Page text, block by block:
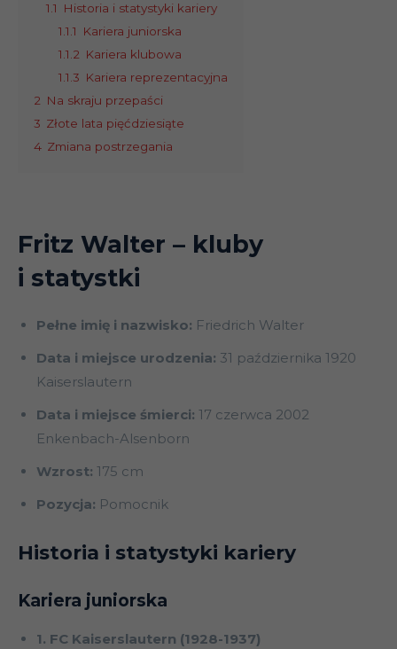
1.1
Historia i statystyki kariery
1.1.1
Kariera juniorska
1.1.2 Kariera klubowa
1.1.3 Kariera reprezentacyjna
2 Na skraju przepaści
3 Złote lata pięćdziesiąte
4 Zmiana postrzegania
Fritz Walter – kluby
i statystki
Pełne imię i nazwisko: Friedrich Walter
Data i miejsce urodzenia: 31 października 1920
Kaiserslautern
Data i miejsce śmierci: 17 czerwca 2002
Enkenbach-Alsenborn
Wzrost: 175 cm
Pozycja: Pomocnik
Historia i statystyki kariery
Kariera juniorska
1. FC Kaiserslautern (1928-1937)